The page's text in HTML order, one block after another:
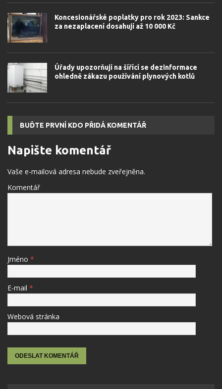
Koncesionářské poplatky pro rok 2023: Sankce
za nezaplacení dosahují až 10 000 Kč
Úřady upozorňují na šířící se dezinformace
ohledně zákazu používání plynových kotlů
BUĎTE PRVNÍ KDO PŘIDÁ KOMENTÁŘ
Napište komentář
Vaše e-mailová adresa nebude zveřejněna.
Komentář
Jméno *
E-mail *
Webová stránka